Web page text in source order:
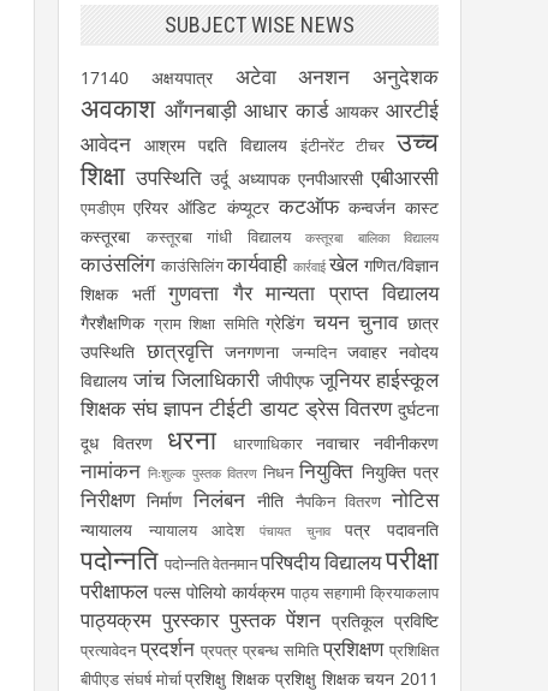
SUBJECT WISE NEWS
17140 अक्षयपात्र अटेवा अनशन अनुदेशक
अवकाश आँगनबाड़ी आधार कार्ड आयकर आरटीई
आवेदन आश्रम पद्दति विद्यालय इंटीनरेंट टीचर उच्च
शिक्षा उपस्थिति उर्दू अध्यापक एनपीआरसी एबीआरसी
एमडीएम एरियर ऑडिट कंप्यूटर कटऑफ कन्वर्जन कास्ट
कस्तूरबा
कस्तूरबा गांधी विद्यालय कस्तूरबा बालिका विद्यालय
काउंसलिंग काउंसिलिंग कार्यवाही कार्रवाई खेल गणित/विज्ञान
शिक्षक भर्ती
गुणवत्ता गैर मान्यता प्राप्त विद्यालय
गैरशैक्षणिक ग्राम शिक्षा समिति ग्रेडिंग चयन चुनाव छात्र
उपस्थिति छात्रवृत्ति जनगणना जन्मदिन जवाहर नवोदय
विद्यालय जांच जिलाधिकारी जीपीएफ जूनियर हाईस्कूल
शिक्षक संघ ज्ञापन टीईटी डायट ड्रेस वितरण दुर्घटना
दूध वितरण
धरना धारणाधिकार नवाचार नवीनीकरण
नामांकन निःशुल्क पुस्तक वितरण निधन नियुक्ति नियुक्ति पत्र
निरीक्षण निर्माण निलंबन नीति नैपकिन वितरण नोटिस
न्यायालय न्यायालय आदेश पंचायत चुनाव पत्र पदावनति
पदोन्नति पदोन्नति वेतनमानपरिषदीय विद्यालयपरीक्षा
परीक्षाफल पल्स पोलियो कार्यक्रम पाठ्य सहगामी क्रियाकलाप
पाठ्यक्रम पुरस्कार पुस्तक पेंशन प्रतिकूल प्रविष्टि
प्रत्यावेदन प्रदर्शन प्रपत्र प्रबन्ध समिति प्रशिक्षण प्रशिक्षित
बीपीएड संघर्ष मोर्चा प्रशिक्षु शिक्षक प्रशिक्षु शिक्षक चयन 2011